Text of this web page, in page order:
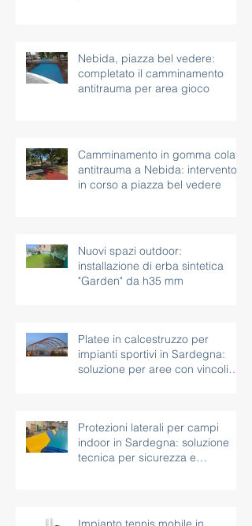
Nebida, piazza bel vedere:
completato il camminamento
antitrauma per area gioco
Camminamento in gomma colata
antitrauma a Nebida: intervento
in corso a piazza bel vedere
Nuovi spazi outdoor:
installazione di erba sintetica
"Garden" da h35 mm
Platee in calcestruzzo per
impianti sportivi in Sardegna:
soluzione per aree con vincoli
Protezioni laterali per campi
indoor in Sardegna: soluzione
tecnica per sicurezza e